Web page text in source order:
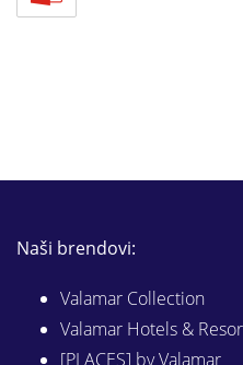
Naši brendovi:
Valamar Collection
Valamar Hotels &
[PLACES] by Valamar